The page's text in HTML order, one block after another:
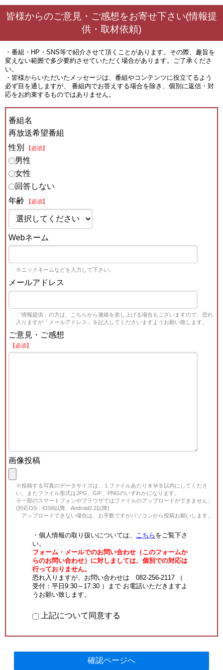
皆様からのご意見・ご感想をお寄せ下さい(情報提
供・取材依頼)
・番組・HP・SNS等で紹介させて頂くことがあります。その際、趣旨を
変えない範囲で多少要約させていただく場合があります。ご了承くださ
い。
・皆様からいただいたメッセージは、番組やコンテンツに役立てるよう
必ず目を通しますが、 番組内でお答えする場合を除き、個別に返信・対
応をお約束するものではありません。
番組名
再放送希望番組
性別
【必須】
男性
女性
回答しない
年齢
【必須】
Webネーム
※ニックネームなどを入力して下さい。
メールアドレス
「情報提供」の方は、こちらから連絡を差し上げる場合もございますので、恐れ
入りますが「メールアドレス」を記入してくださいますようお願い致します。
ご意見・ご感想
【必須】
画像投稿
※投稿する写真のデータサイズは、１ファイルあたり８ＭＢ以内にしてくださ
い。またファイル形式はJPG、GIF、PNGのいずれかになります。
※一部のスマートフォンやブラウザではファイルのアップロードができません。
(対応OS：iOS6以降、Android2.2以降)
アップロードできない場合は、お手数ですがパソコンから投稿お願いします。
・個人情報の取り扱いについては、 こちら をご覧下さ
い。
フォーム・メールでのお問い合わせ（このフォームか
らのお問い合わせ）に対しましては、個別での対応は
行っておりません。
恐れ入りますが、お問い合わせは 082-256-2117 （
受付：平日9:30～17:30 ）まで お電話いただきますよ
うお願い致します。
上記について同意する
確認ページへ